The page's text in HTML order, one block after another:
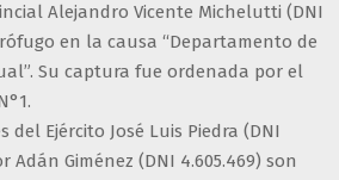
Alejandro Vicente Michelutti (DNI
en la causa “Departamento de
Su captura fue ordenada por el
del Ejército José Luis Piedra (DNI
Adán Giménez (DNI 4.605.469) son